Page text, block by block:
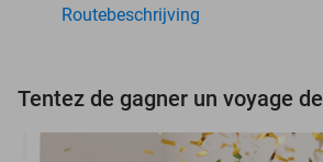
Routebeschrijving